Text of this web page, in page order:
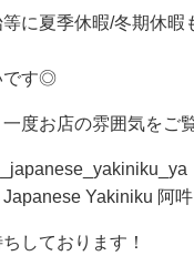
に夏季休暇/冬期休暇
です◎
度お店の雰囲気をご
Yakiniku 阿
しております！